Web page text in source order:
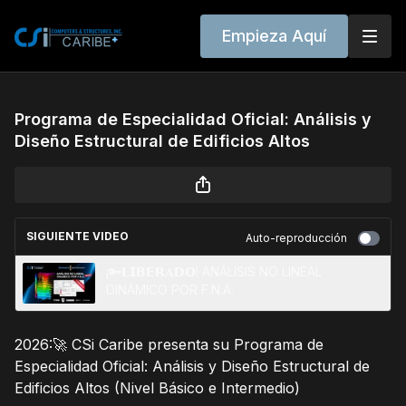
Empieza Aquí
Programa de Especialidad Oficial: Análisis y
Diseño Estructural de Edificios Altos
SIGUIENTE VIDEO Auto-reproducción
2026:🚀 CSi Caribe presenta su Programa de
Especialidad Oficial: Análisis y Diseño Estructural de
Edificios Altos (Nivel Básico e Intermedio)